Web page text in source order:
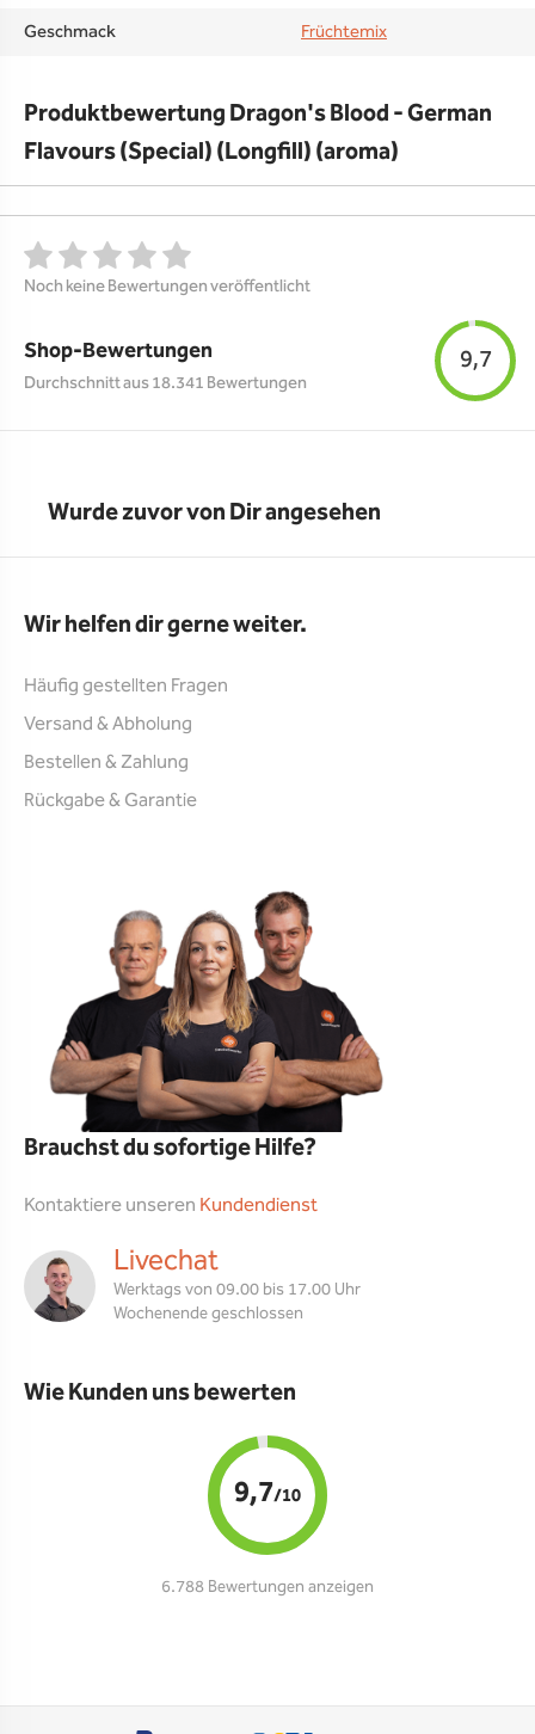
Geschmack
Früchtemix
Produktbewertung Dragon's Blood - German
Flavours (Special) (Longfill) (aroma)
Noch keine Bewertungen veröffentlicht
Shop-Bewertungen
Durchschnitt aus 18.341 Bewertungen
9,7
Wurde zuvor von Dir angesehen
Wir helfen dir gerne weiter.
Häufig gestellten Fragen
Versand & Abholung
Bestellen & Zahlung
Rückgabe & Garantie
Brauchst du sofortige Hilfe?
Kontaktiere unseren Kundendienst
Livechat
Werktags von 09.00 bis 17.00 Uhr
Wochenende geschlossen
Wie Kunden uns bewerten
9,7/10
6.788 Bewertungen anzeigen